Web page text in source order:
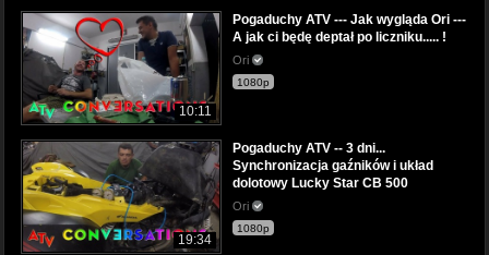
10:11
Pogaduchy ATV --- Jak wygląda Ori ---
A jak ci będę deptał po liczniku..... !
Ori
1080p
19:34
Pogaduchy ATV -- 3 dni...
Synchronizacja gaźników i układ
dolotowy Lucky Star CB 500
Ori
1080p